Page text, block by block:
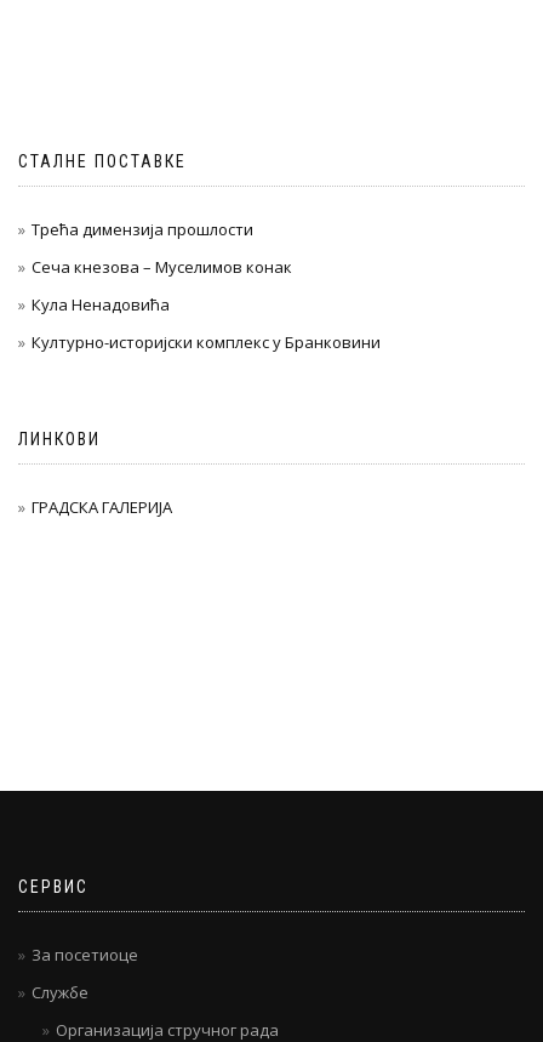
СТАЛНЕ ПОСТАВКЕ
Трећа димензија прошлости
Сеча кнезова – Муселимов конак
Кула Ненадовића
Културно-историјски комплекс у Бранковини
ЛИНКОВИ
ГРАДСКА ГАЛЕРИЈА
СЕРВИС
За посетиоце
Службе
Организација стручног рада